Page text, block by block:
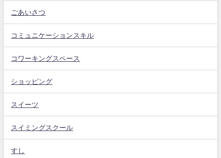
ごあいさつ
コミュニケーションスキル
コワーキングスペース
ショッピング
スイーツ
スイミングスクール
すし